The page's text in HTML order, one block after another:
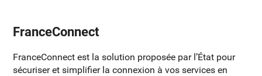
FranceConnect
FranceConnect est la solution proposée par l’État pour
sécuriser et simplifier la connexion à vos services en